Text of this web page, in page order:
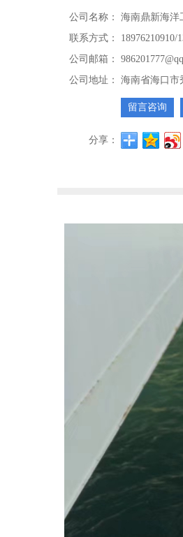
公司名称：
海南鼎新海洋
联系方式：
18976210910/
公司邮箱：
公司地址：
海南省海口市
留言咨询
分享：